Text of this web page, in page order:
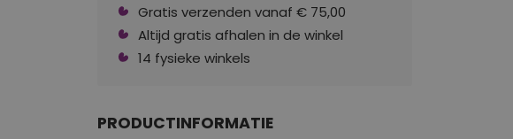
Gratis verzenden vanaf € 75,00
Altijd gratis afhalen in de winkel
14 fysieke winkels
PRODUCTINFORMATIE